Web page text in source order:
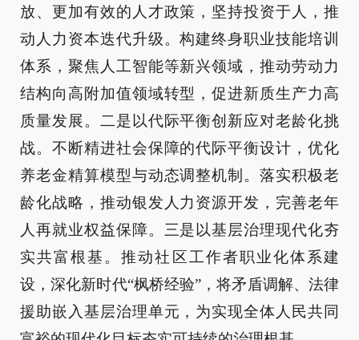
放、更加有效的人才政策，坚持投资于人，推
动人力资本迭代升级。构建终身职业技能培训
体系，聚焦人工智能等新兴领域，推动劳动力
结构向高附加值领域转型，促进新质生产力高
质量发展。二是以代际平衡创新应对老龄化挑
战。不断精进社会保障的代际平衡设计，优化
养老金精算模型与动态调整机制。落实积极老
龄化战略，推动银发人力资源开发，完善老年
人再就业权益保障。三是以基层治理现代化夯
实共富根基。推动社区工作者职业化体系建
设，深化新时代“枫桥经验”，将矛盾调解、法律
援助嵌入基层治理单元，为实现全体人民共同